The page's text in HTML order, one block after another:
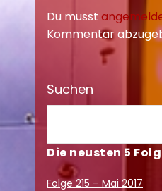
Du musst
Kommentar
Suchen
Die neusten 5
Folge 215 – Mai 2017